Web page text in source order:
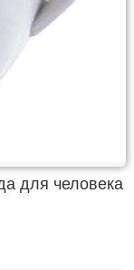
для человека